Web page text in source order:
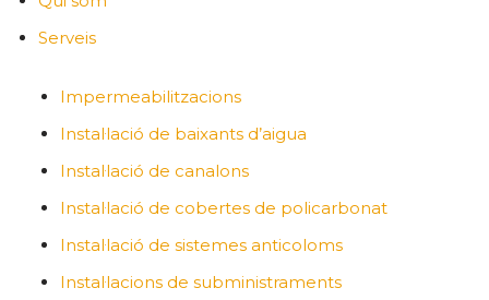
Serveis
Impermeabilitzacions
Instal·lació de baixants d’aigua
Instal·lació de canalons
Instal·lació de cobertes de policarbonat
Instal·lació de sistemes anticoloms
Instal·lacions de subministraments